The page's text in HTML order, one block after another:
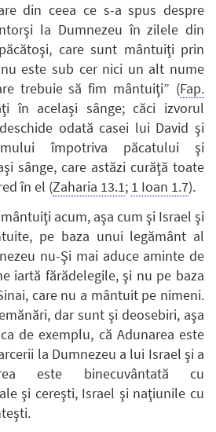
din ceea ce s-a spus despre
la Dumnezeu în zilele din
care sunt mântuiţi prin
nu este sub cer nici un alt nume
trebuie să fim mântuiţi” (Fap.
în acelaşi sânge; căci izvorul
odată casei lui David şi
împotriva păcatului şi
sânge, care astăzi curăţă toate
în el (Zaharia 13.1; 1 Ioan 1.7).
acum, aşa cum şi Israel şi
pe baza unui legământ al
nu-Şi mai aduce aminte de
iartă fărădelegile, şi nu pe baza
care nu a mântuit pe nimeni.
dar sunt şi deosebiri, aşa
de exemplu, că Adunarea este
la Dumnezeu a lui Israel şi a
este binecuvântată cu
şi cereşti, Israel şi naţiunile cu